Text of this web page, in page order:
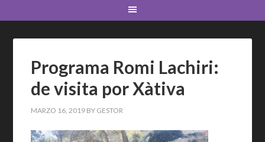
Programa Romi Lachiri:
de visita por Xàtiva
MARZO 16, 2019 BY GESTOR